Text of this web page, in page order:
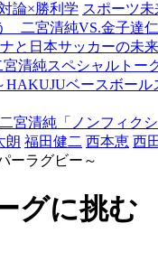
論×勝利学 スポーツ未
二宮清純VS.金子達仁
と日本サッカーの未来
宮清純スペシャルトー
HAKUJUベースボール
二宮清純「ノンフィク
朗 福田健二 西本恵 西
ーラグビー～
グに挑